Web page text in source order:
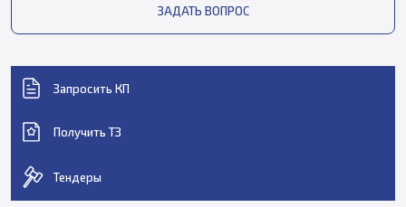
ЗАДАТЬ ВОПРОС
Запросить КП
Получить ТЗ
Тендеры